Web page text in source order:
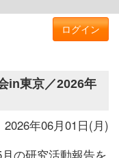
ログイン
in東京／2026年
2026年06月01日(月)
の研究活動報告を